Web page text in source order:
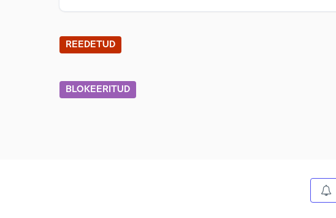
REEDETUD
BLOKEERITUD